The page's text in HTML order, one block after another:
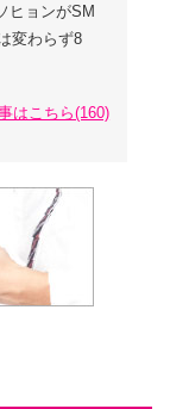
ヒョンがSM
変わらず8
はこちら(160)